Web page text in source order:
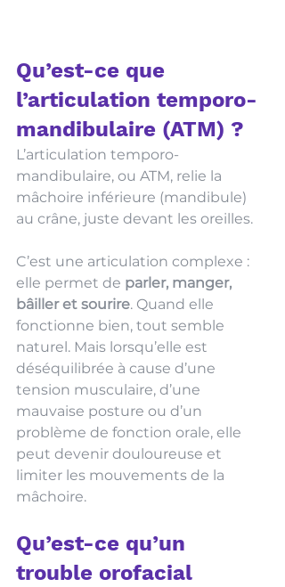
Qu’est-ce que
l’articulation temporo-
mandibulaire (ATM) ?
L’articulation temporo-
mandibulaire, ou ATM, relie la
mâchoire inférieure (mandibule)
au crâne, juste devant les oreilles.
C’est une articulation complexe :
elle permet de parler, manger,
bâiller et sourire. Quand elle
fonctionne bien, tout semble
naturel. Mais lorsqu’elle est
déséquilibrée à cause d’une
tension musculaire, d’une
mauvaise posture ou d’un
problème de fonction orale, elle
peut devenir douloureuse et
limiter les mouvements de la
mâchoire.
Qu’est-ce qu’un
trouble orofacial